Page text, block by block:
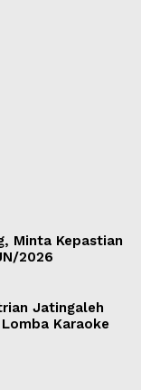
Minta Kepastian
2026
Jatingaleh
Karaoke